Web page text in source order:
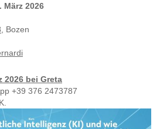
März 2026
Bozen
2026 bei Greta
+39 376 2473787